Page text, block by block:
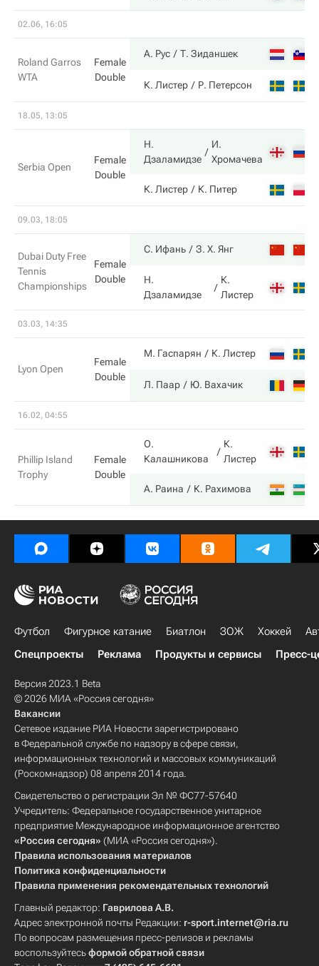
02.06, 16:05
Roland Garros
WTA
Female
Double
А. Рус Т. Зиданшек
К. Листер Р. Петерсон
18.05, 13:05
Serbia Open
Female
Double
Н.
Дзаламидзе
И.
Хромачева
К. Листер К. Питер
09.03, 18:05
Dubai Duty Free
Tennis
Championships
Female
Double
С. Ифань З. Х. Янг
Н.
Дзаламидзе
К.
Листер
03.03, 14:35
Lyon Open
Female
Double
М. Гаспарян К. Листер
Л. Паар Ю. Вахачик
16.02, 04:55
Phillip Island
Trophy
Female
Double
О.
Калашникова
К.
Листер
А. Раина К. Рахимова
Футбол Фигурное катание Биатлон ЗОЖ Хоккей
Спецпроекты
Реклама Продукты и сервисы Пресс-
Версия 2023.1 Beta
© 2026 МИА «Россия сегодня»
Вакансии
Сетевое издание РИА Новости зарегистрировано
в Федеральной службе по надзору в сфере связи,
информационных технологий и массовых коммуникаций
(Роскомнадзор) 08 апреля 2014 года.
Свидетельство о регистрации Эл № ФС77-57640
Учредитель: Федеральное государственное унитарное
предприятие Международное информационное агентство
«Россия сегодня» (МИА «Россия сегодня»).
Правила использования материалов
Политика конфиденциальности
Правила применения рекомендательных технологий
Главный редактор: Гаврилова А.В.
Адрес электронной почты Редакции: r-sport.internet@ria.ru
По вопросам размещения пресс-релизов и рекламы
воспользуйтесьформой обратной связи